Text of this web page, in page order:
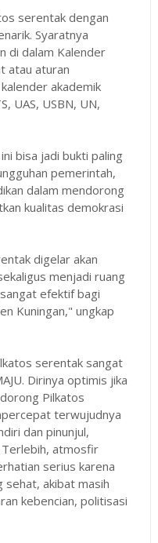
serentak dengan
Syaratnya
di dalam Kalender
atau aturan
akademik
UAS, USBN, UN,
bisa jadi bukti paling
pemerintah,
dalam mendorong
kualitas demokrasi
digelar akan
menjadi ruang
efektif bagi
Kuningan," ungkap
serentak sangat
Dirinya optimis jika
Pilkatos
terwujudnya
dan pinunjul,
atmosfir
serius karena
sehat, akibat masih
kebencian, politisasi